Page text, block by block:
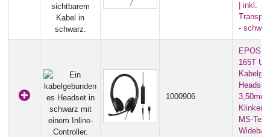
| inkl.
-
1000906
EPOS
165T
3,50mm
MS-